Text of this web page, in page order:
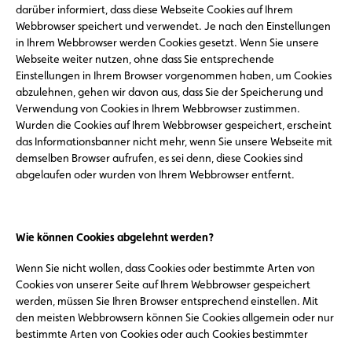
darüber informiert, dass diese Webseite Cookies auf Ihrem
Webbrowser speichert und verwendet. Je nach den Einstellungen
in Ihrem Webbrowser werden Cookies gesetzt. Wenn Sie unsere
Webseite weiter nutzen, ohne dass Sie entsprechende
Einstellungen in Ihrem Browser vorgenommen haben, um Cookies
abzulehnen, gehen wir davon aus, dass Sie der Speicherung und
Verwendung von Cookies in Ihrem Webbrowser zustimmen.
Wurden die Cookies auf Ihrem Webbrowser gespeichert, erscheint
das Informationsbanner nicht mehr, wenn Sie unsere Webseite mit
demselben Browser aufrufen, es sei denn, diese Cookies sind
abgelaufen oder wurden von Ihrem Webbrowser entfernt.
Wie können Cookies abgelehnt werden?
Wenn Sie nicht wollen, dass Cookies oder bestimmte Arten von
Cookies von unserer Seite auf Ihrem Webbrowser gespeichert
werden, müssen Sie Ihren Browser entsprechend einstellen. Mit
den meisten Webbrowsern können Sie Cookies allgemein oder nur
bestimmte Arten von Cookies oder auch Cookies bestimmter